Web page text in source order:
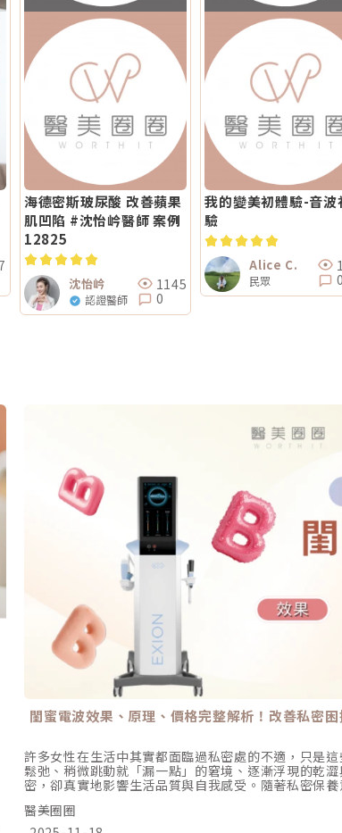
海德密斯玻尿酸 改善蘋果
肌凹陷 #沈怡岒醫師 案例
12825
沈怡岒
認證醫師
1145
0
我的變美初體驗-音波
驗
Alice C.
民眾
0
閨蜜電波效果、原理、價格完整解析！改善私密
許多女性在生活中其實都面臨過私密處的不適，只是
鬆弛、稍微跳動就「漏一點」的窘境、逐漸浮現的乾
密，卻真實地影響生活品質與自我感受。隨著私密保
真正改善不適、而非僅止於表面保養的方式。在眾多
「閨蜜電波EMFEMME 360」逐漸成為女性關注的熱門
解。那麼，閨蜜電波究竟能帶來什麼效果？又適合哪
醫美圈圈